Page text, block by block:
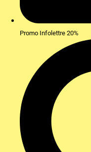
Promo Infolettre 20%